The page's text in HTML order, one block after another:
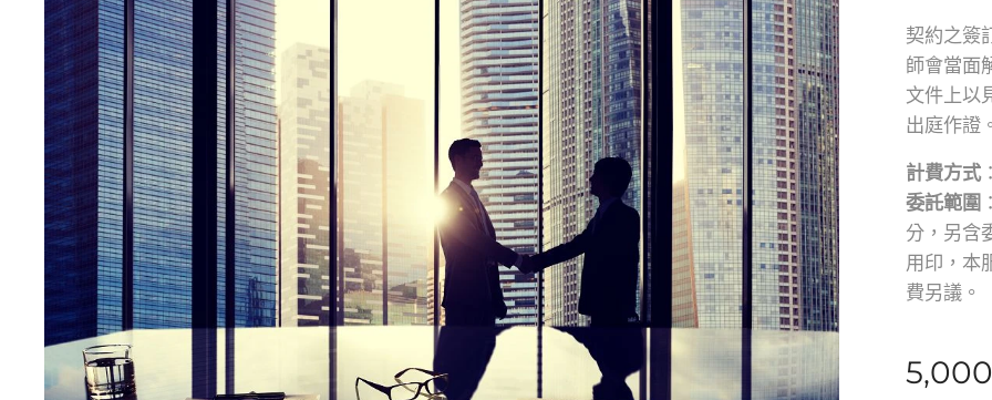
契約之簽
師會當面
文件上以
出庭作證
計費方式
委託範圍
分，另含
用印，本
費另議。